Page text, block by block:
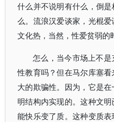
什么并不说明有什么，倒
么。流浪汉爱谈家，光棍
文化热，当然，性爱贫弱的
怎么，当今市场上不是
性教育吗？但在马尔库塞
大的欺骗性。因为，它是
明结构内实现的。这种文
能快乐变了质。这种变质